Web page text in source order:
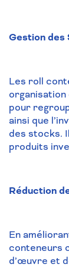
Gestion des
Les roll
pour
ainsi que
des stocks.
produits
Réduction
En
conteneurs
d’œuvre et